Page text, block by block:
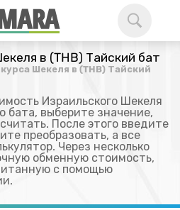
в (THB) Тайский бат
Шекеля в (THB) Тайский
Израильского Шекеля
бата, выберите значение,
После этого введите
преобразовать, а все
Через несколько
обменную стоимость,
с помощью